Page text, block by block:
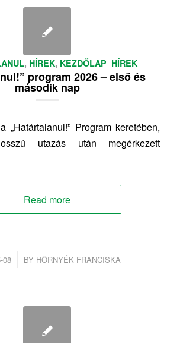
, HÍREK, KEZDŐLAP_HÍREK
program 2026 – első és
második nap
„Határtalanul!” Program keretében,
utazás után megérkezett
Read more
08 BY HÖRNYÉK FRANCISKA